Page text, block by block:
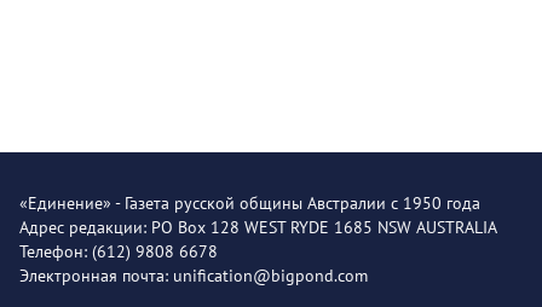
«Единение» - Газета русской общины Австралии с 1950 года
Адрес редакции: PO Box 128 WEST RYDE 1685 NSW AUSTRALIA
Телефон: (612) 9808 6678
Электронная почта: unification@bigpond.com